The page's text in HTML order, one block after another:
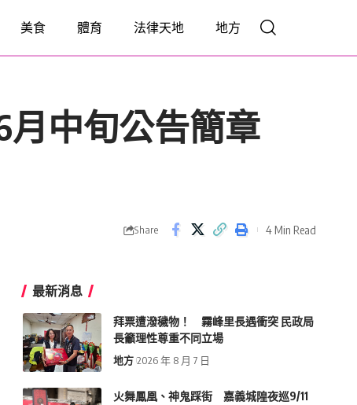
美食 體育 法律天地 地方
月中旬公告簡章
Share 4 Min Read
最新消息
拜票遭潑穢物！ 霧峰里長遇衝突 民政局
長籲理性尊重不同立場
地方 2026 年 8 月 7 日
火舞鳳凰、神鬼踩街 嘉義城隍夜巡9/11